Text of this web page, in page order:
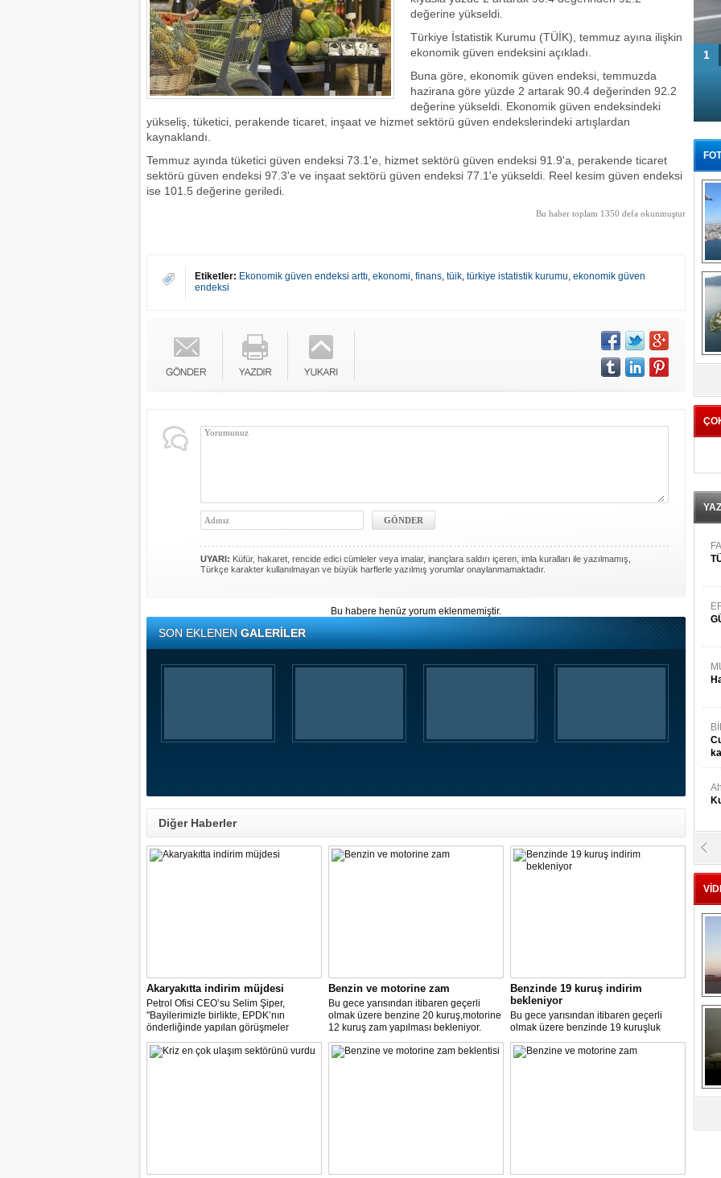
değerine yükseldi.
Türkiye İstatistik Kurumu (TÜİK), temmuz ayına ilişkin
ekonomik güven endeksini açıkladı.
Buna göre, ekonomik güven endeksi, temmuzda
hazirana göre yüzde 2 artarak 90.4 değerinden 92.2
değerine yükseldi. Ekonomik güven endeksindeki
yükseliş, tüketici, perakende ticaret, inşaat ve hizmet sektörü güven endekslerindeki artışlardan
kaynaklandı.
Temmuz ayında tüketici güven endeksi 73.1'e, hizmet sektörü güven endeksi 91.9'a, perakende ticaret
sektörü güven endeksi 97.3'e ve inşaat sektörü güven endeksi 77.1'e yükseldi. Reel kesim güven endeksi
ise 101.5 değerine geriledi.
Bu haber toplam 1350 defa okunmuştur
Etiketler: Ekonomik güven endeksi arttı, ekonomi, finans, tüik, türkiye istatistik kurumu, ekonomik güven
endeksi
UYARI: Küfür, hakaret, rencide edici cümleler veya imalar, inançlara saldırı içeren, imla kuralları ile yazılmamış,
Türkçe karakter kullanılmayan ve büyük harflerle yazılmış yorumlar onaylanmamaktadır.
Bu habere henüz yorum eklenmemiştir.
SON EKLENENGALERİLER
Diğer Haberler
Akaryakıtta indirim müjdesi
Petrol Ofisi CEO’su Selim Şiper,
"Bayilerimizle birlikte, EPDK’nın
önderliğinde yapılan görüşmeler
sonucunda, dağıtım masraf
paylarımızdan fedakârlık ederek
Benzin ve motorine zam
Bu gece yarısından itibaren geçerli
olmak üzere benzine 20 kuruş,motorine
12 kuruş zam yapılması bekleniyor.
Benzinde 19 kuruş indirim
bekleniyor
Bu gece yarısından itibaren geçerli
olmak üzere benzinde 19 kuruşluk
indirim gerçekleşti.
1